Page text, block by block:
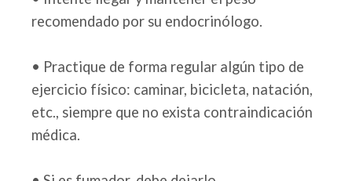
recomendado por su endocrinólogo.
• Practique de forma regular algún tipo de
ejercicio físico: caminar, bicicleta, natación,
etc., siempre que no exista contraindicación
médica.